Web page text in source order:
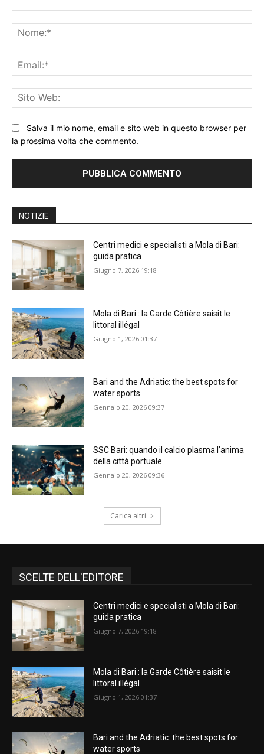
Salva il mio nome, email e sito web in questo browser per
la prossima volta che commento.
NOTIZIE
Centri medici e specialisti a Mola di Bari:
guida pratica
Giugno 7, 2026 19:18
Mola di Bari : la Garde Côtière saisit le
littoral illégal
Giugno 1, 2026 01:37
Bari and the Adriatic: the best spots for
water sports
Gennaio 20, 2026 09:37
SSC Bari: quando il calcio plasma l’anima
della città portuale
Gennaio 20, 2026 09:36
Carica altri
SCELTE DELL'EDITORE
Centri medici e specialisti a Mola di Bari:
guida pratica
Giugno 7, 2026 19:18
Mola di Bari : la Garde Côtière saisit le
littoral illégal
Giugno 1, 2026 01:37
Bari and the Adriatic: the best spots for
water sports